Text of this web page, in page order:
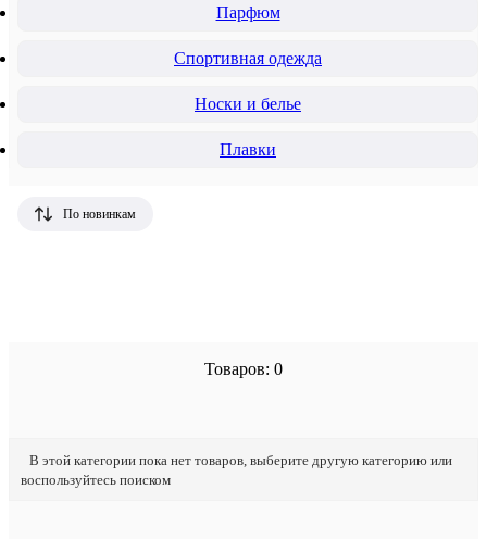
Парфюм
Спортивная одежда
Носки и белье
Плавки
Товаров: 0
По новинкам
В этой категории пока нет товаров, выберите другую категорию или
воспользуйтесь поиском